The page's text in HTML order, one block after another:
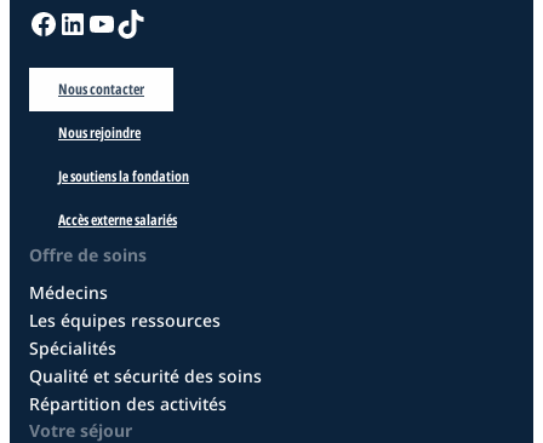
Facebook LinkedIn YouTube TikTok
Nous contacter
Nous rejoindre
Je soutiens la fondation
Accès externe salariés
Offre de soins
Médecins
Les équipes ressources
Spécialités
Qualité et sécurité des soins
Répartition des activités
Votre séjour